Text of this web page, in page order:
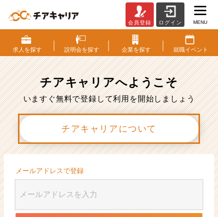
員
登
録
ベ
ン
チ
ャ
成
企
か
ら
ス
カ
ウ
会員登録 ログイン MENU
求人を探す 説明会を探す 企業を探す 就職イベント
チアキャリアへようこそ
いますぐ無料で登録して利用を開始しましょう
チアキャリアについて
メールアドレスで登録